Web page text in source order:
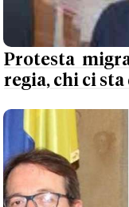
Protesta
regia, chi ci